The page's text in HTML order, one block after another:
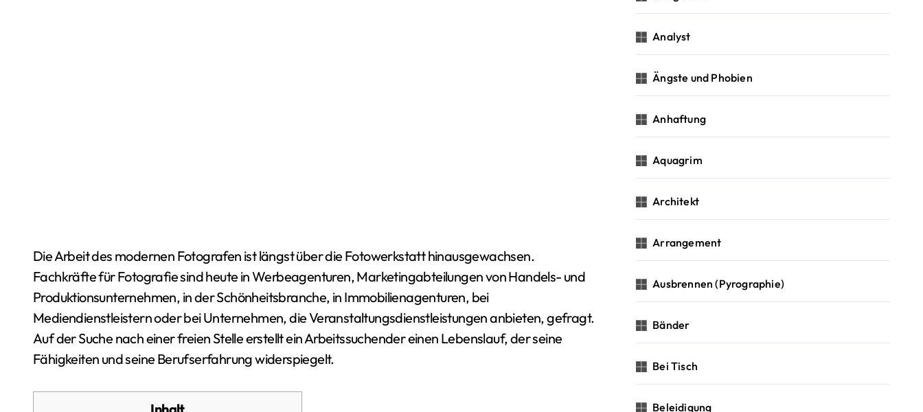
Die Arbeit des modernen Fotografen ist längst über die Fotowerkstatt hinausgewachsen.
Fachkräfte für Fotografie sind heute in Werbeagenturen, Marketingabteilungen von Handels- und
Produktionsunternehmen, in der Schönheitsbranche, in Immobilienagenturen, bei
Mediendienstleistern oder bei Unternehmen, die Veranstaltungsdienstleistungen anbieten, gefragt.
Auf der Suche nach einer freien Stelle erstellt ein Arbeitssuchender einen Lebenslauf, der seine
Fähigkeiten und seine Berufserfahrung widerspiegelt.
Analyst
Ängste und Phobien
Anhaftung
Aquagrim
Architekt
Arrangement
Ausbrennen (Pyrographie)
Bänder
Bei Tisch
Beleidigung